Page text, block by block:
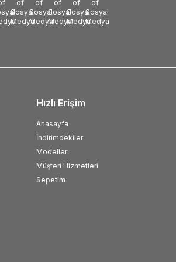
Hızlı Erişim
Anasayfa
İndirimdekiler
Modeller
Müşteri Hizmetleri
Sepetim